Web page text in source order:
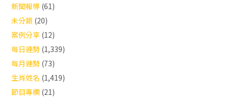
新聞報導 (61)
未分類 (20)
案例分享 (12)
每日運勢 (1,339)
每月運勢 (73)
生肖姓名 (1,419)
節目專欄 (21)